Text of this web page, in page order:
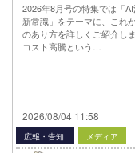
2026年8月号の特集では「
新常識」をテーマに、これ
のあり方を詳しくご紹介し
コスト高騰という…
2026/08/04 11:58
広報・告知 メディア